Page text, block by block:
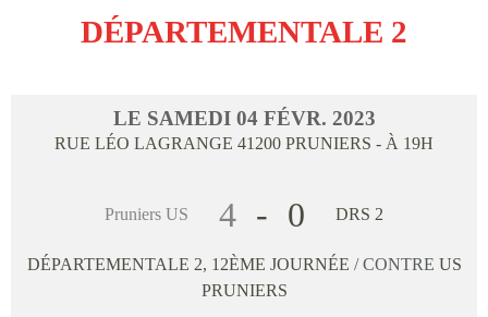
DÉPARTEMENTALE 2
LE SAMEDI 04 FÉVR. 2023
RUE LÉO LAGRANGE 41200 PRUNIERS - À 19H
Pruniers US 4 - 0 DRS 2
DÉPARTEMENTALE 2, 12ÈME JOURNÉE / CONTRE US
PRUNIERS